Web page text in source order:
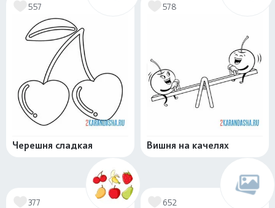
557
Черешня сладкая
578
Вишня на качелях
377 652